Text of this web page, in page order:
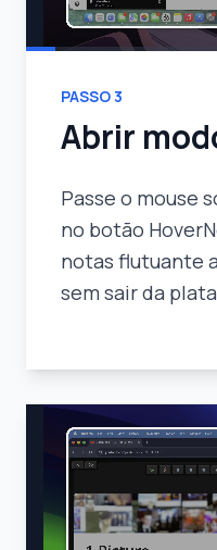
PASSO3
Abrir
Passe o mouse
no botão
notas flutuante
sem sair da